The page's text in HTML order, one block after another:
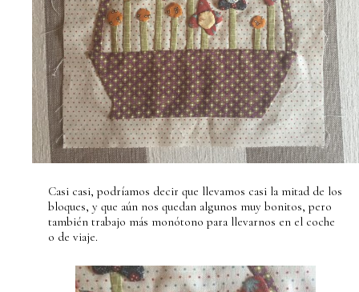
Casi casi, podríamos decir que llevamos casi la mitad de los
bloques, y que aún nos quedan algunos muy bonitos, pero
también trabajo más monótono para llevarnos en el coche
o de viaje.